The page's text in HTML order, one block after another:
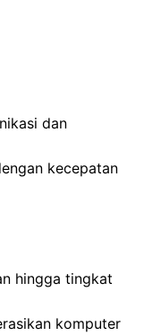
dan
kecepatan
hingga tingkat
komputer